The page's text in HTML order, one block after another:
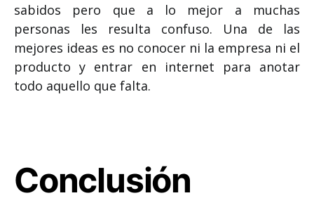
sabidos pero que a lo mejor a muchas
personas les resulta confuso. Una de las
mejores ideas es no conocer ni la empresa ni el
producto y entrar en internet para anotar
todo aquello que falta.
Conclusión